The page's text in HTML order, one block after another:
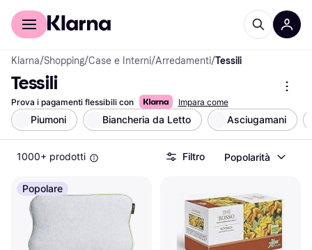
Per il tuo shopping
Klarna/Shopping/Case e Interni/Arredamenti/Tessili
Tessili
Prova i pagamenti flessibili con Impara come
Piumoni Biancheria da Letto Asciugamani
1000+ prodotti Filtro Popolarità
Popolare